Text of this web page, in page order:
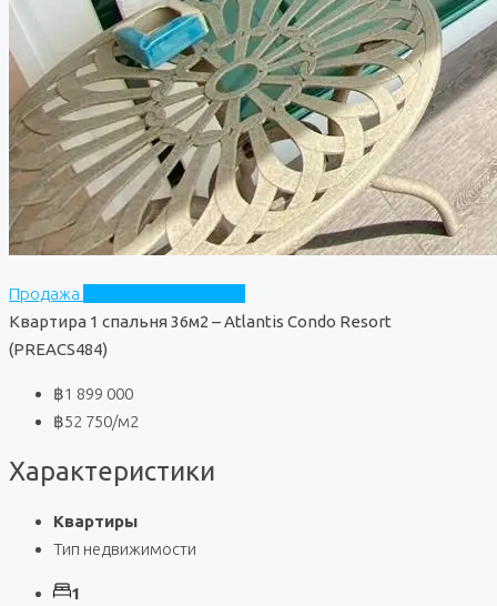
Продажа
Квартира 1 спальня 36м2 – Atlantis Condo Resort
(PREACS484)
฿1 899 000
฿52 750/м2
Характеристики
Квартиры
Тип недвижимости
1